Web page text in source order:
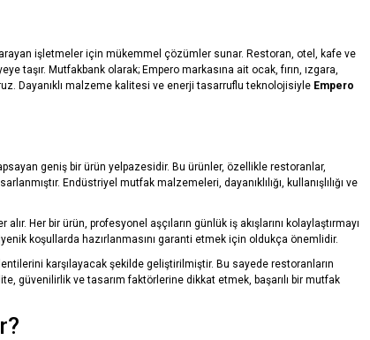
işletmeler için mükemmel çözümler sunar. Restoran, otel, kafe ve
taşır. Mutfakbank olarak; Empero markasına ait ocak, fırın, ızgara,
Dayanıklı malzeme kalitesi ve enerji tasarruflu teknolojisiyle Empero
geniş bir ürün yelpazesidir. Bu ürünler, özellikle restoranlar,
Endüstriyel mutfak malzemeleri, dayanıklılığı, kullanışlılığı ve
Her bir ürün, profesyonel aşçıların günlük iş akışlarını kolaylaştırmayı
koşullarda hazırlanmasını garanti etmek için oldukça önemlidir.
karşılayacak şekilde geliştirilmiştir. Bu sayede restoranların
güvenilirlik ve tasarım faktörlerine dikkat etmek, başarılı bir mutfak